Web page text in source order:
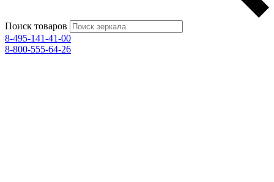
Поиск товаров
8-495-141-41-00
8-800-555-64-26